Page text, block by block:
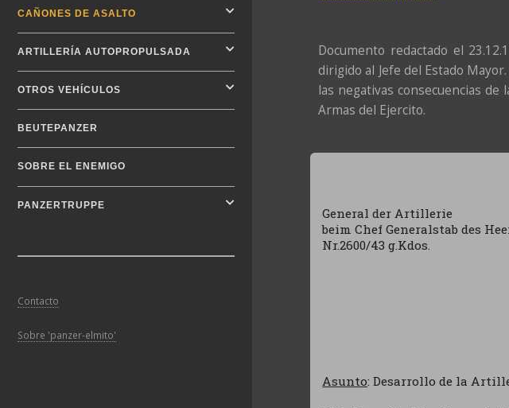
Documento redactado el
dirigido al Jefe del Estado
las negativas consecuencias
Armas del Ejercito.
General der Artillerie
beim Chef Generalstab des
Nr.2600/43 g.Kdos.
Asunto: Desarrollo de la
CAÑONES DE ASALTO
ARTILLERÍA AUTOPROPULSADA
OTROS VEHÍCULOS
BEUTEPANZER
SOBRE EL ENEMIGO
PANZERTRUPPE
Contacto
Sobre 'panzer-elmito'